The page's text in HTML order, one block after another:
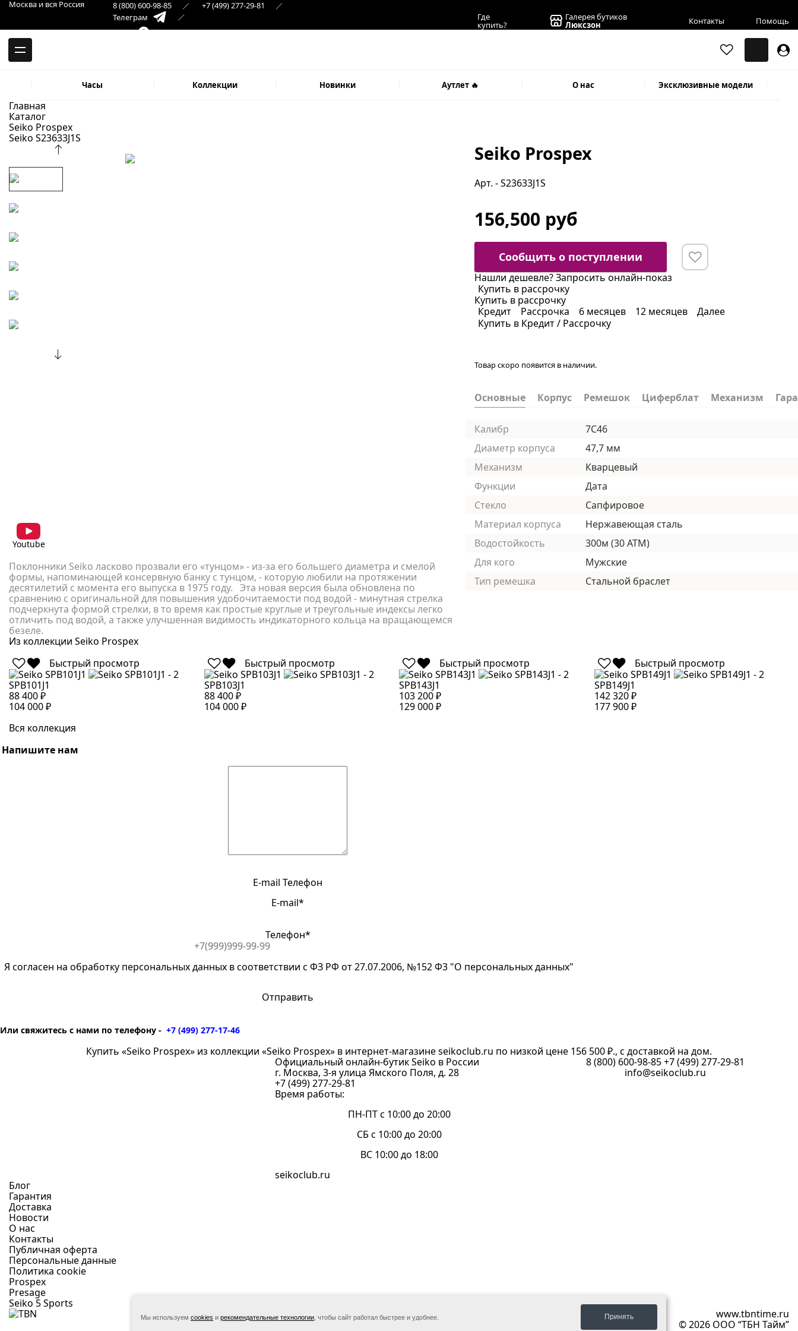
Москва и вся Россия
Самара
8 (846) 379-32-22
8 (800) 600-98-85
+7 (499) 277-29-81
Телеграм
Макс
Где
купить?
Галерея бутиков
Люксзон Контакты Помощь
Часы Коллекции Новинки Аутлет 🔥 О нас Эксклюзивные модели
Главная
Каталог
Seiko Prospex
Seiko S23633J1S
Youtube
Поклонники Seiko ласково прозвали его «тунцом» - из-за его большего диаметра и смелой
формы, напоминающей консервную банку с тунцом, - которую любили на протяжении
десятилетий с момента его выпуска в 1975 году.⠀Эта новая версия была обновлена по
сравнению с оригинальной для повышения удобочитаемости под водой - минутная стрелка
подчеркнута формой стрелки, в то время как простые круглые и треугольные индексы легко
отличить под водой, а также улучшенная видимость индикаторного кольца на вращающемся
безеле.
Seiko Prospex
Арт. - S23633J1S
156,500 руб
Сообщить о поступлении
Нашли дешевле?Запросить онлайн-показ
Купить в рассрочку
Купить в рассрочку
Кредит
Рассрочка 6 месяцев 12 месяцев
Далее
Купить в Кредит / Рассрочку
Товар скоро появится в наличии.
Основные Корпус Ремешок Циферблат Механизм
Калибр
7С46
Диаметр корпуса
47,7 мм
Механизм
Кварцевый
Функции
Дата
Стекло
Сапфировое
Материал корпуса
Нержавеющая сталь
Водостойкость
300м (30 АТМ)
Для кого
Мужские
Тип ремешка
Стальной браслет
Из коллекции Seiko Prospex
Быстрый просмотр
SPB101J1
88 400 ₽
104 000 ₽
Быстрый просмотр
SPB103J1
88 400 ₽
104 000 ₽
Быстрый просмотр
SPB143J1
103 200 ₽
129 000 ₽
Быстрый просмотр
SPB149J1
142 320 ₽
177 900 ₽
Вся коллекция
Напишите нам
E-mail Телефон
E-mail*
Телефон*
Я согласен на обработку персональных данных в соответствии с ФЗ РФ от 27.07.2006, №152 Ф3 "О персональных данных"
Или свяжитесь с нами по телефону - +7 (499) 277-17-46
Купить «Seiko Prospex» из коллекции «Seiko Prospex» в интернет-магазине seikoclub.ru по низкой цене 156 500 ₽., с доставкой на дом.
Официальный онлайн-бутик Seiko в России
г. Москва, 3-я улица Ямского Поля, д. 28
+7 (499) 277-29-81
Время работы:
ПН-ПТ с 10:00 до 20:00
СБ с 10:00 до 20:00
ВС 10:00 до 18:00
seikoclub.ru
8 (800) 600-98-85 +7 (499) 277-29-81
info@seikoclub.ru
Блог
Гарантия
Доставка
Новости
О нас
Контакты
Публичная оферта
Персональные данные
Политика cookie
Prospex
Presage
Seiko 5 Sports
Powered by TBN
Omnichannel system
Сейко Клуб | Seikoclub.ru — официальный проект
компании «ТБН Тайм» — эксклюзивного
www.tbntime.ru
© 2026 ООО “ТБН Тайм”
Мы используем cookies и рекомендательные технологии , чтобы сайт работал быстрее и удобнее. Принять